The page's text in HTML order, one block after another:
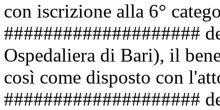
con iscrizione alla 6°
####################
Ospedaliera di Bari), il
così come disposto con
####################